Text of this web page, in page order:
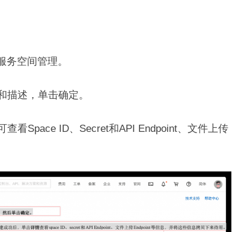
空间管理。
述，单击确定。
看Space ID、Secret和API Endpoint、文件上传